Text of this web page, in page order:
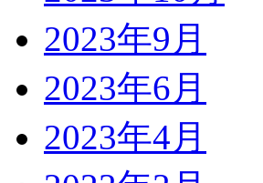
2023年9月
2023年6月
2023年4月